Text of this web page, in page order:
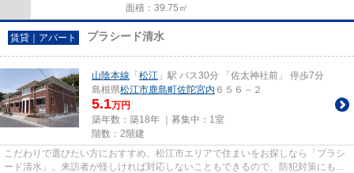
面積：39.75㎡
賃貸｜アパート プラシード清水
山陰本線 「 松江 」駅 バス30分 「佐太神社前」 停歩7分
島根県松江市鹿島町佐陀宮内 ６５６－２
5.1万円
築年数：築18年 ｜募集中： 1室
階数：2階建
こだわりで選びたい方におすすめ。松江市エリアで住まいをお探しなら「プラシ
ード清水」。来訪者が怪しければ対応しないこともできるので、防犯対策にもつ